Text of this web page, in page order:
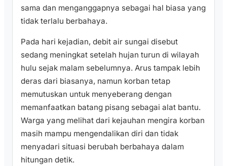
sama dan menganggapnya sebagai hal biasa yang
tidak terlalu berbahaya.
Pada hari kejadian, debit air sungai disebut
sedang meningkat setelah hujan turun di wilayah
hulu sejak malam sebelumnya. Arus tampak lebih
deras dari biasanya, namun korban tetap
memutuskan untuk menyeberang dengan
memanfaatkan batang pisang sebagai alat bantu.
Warga yang melihat dari kejauhan mengira korban
masih mampu mengendalikan diri dan tidak
menyadari situasi berubah berbahaya dalam
hitungan detik.